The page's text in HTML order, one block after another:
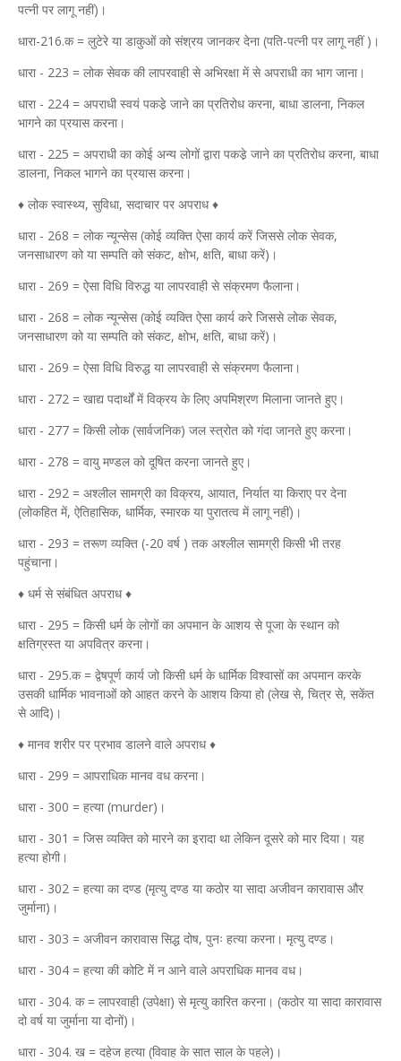
पत्नी पर लागू नहीं)।
धारा-216.क = लुटेरे या डाकुओं को संश्रय जानकर देना (पति-पत्नी पर लागू नहीं )।
धारा - 223 = लोक सेवक की लापरवाही से अभिरक्षा में से अपराधी का भाग जाना।
धारा - 224 = अपराधी स्वयं पकडे़ जाने का प्रतिरोध करना, बाधा डालना, निकल
भागने का प्रयास करना।
धारा - 225 = अपराधी का कोई अन्य लोगों द्वारा पकडे़ जाने का प्रतिरोध करना, बाधा
डालना, निकल भागने का प्रयास करना।
♦ लोक स्वास्थ्य, सुविधा, सदाचार पर अपराध ♦
धारा - 268 = लोक न्यून्सेस (कोई व्यक्ति ऐसा कार्य करें जिससे लोक सेवक,
जनसाधारण को या सम्पति को संकट, क्षोभ, क्षति, बाधा करें)।
धारा - 269 = ऐसा विधि विरुद्ध या लापरवाही से संक्रमण फैलाना।
धारा - 268 = लोक न्यून्सेस (कोई व्यक्ति ऐसा कार्य करे जिससे लोक सेवक,
जनसाधारण को या सम्पति को संकट, क्षोभ, क्षति, बाधा करें)।
धारा - 269 = ऐसा विधि विरुद्ध या लापरवाही से संक्रमण फैलाना।
धारा - 272 = खाद्य पदार्थों में विक्रय के लिए अपमिश्रण मिलाना जानते हुए।
धारा - 277 = किसी लोक (सार्वजनिक) जल स्त्रोत को गंदा जानते हुए करना।
धारा - 278 = वायु मण्डल को दूषित करना जानते हुए।
धारा - 292 = अश्लील सामग्री का विक्रय, आयात, निर्यात या किराए पर देना
(लोकहित में, ऐतिहासिक, धार्मिक, स्मारक या पुरातत्व में लागू नहीं)।
धारा - 293 = तरूण व्यक्ति (-20 वर्ष ) तक अश्लील सामग्री किसी भी तरह
पहुंचाना।
♦ धर्म से संबंधित अपराध ♦
धारा - 295 = किसी धर्म के लोगों का अपमान के आशय से पूजा के स्थान को
क्षतिग्रस्त या अपवित्र करना।
धारा - 295.क = द्वेषपूर्ण कार्य जो किसी धर्म के धार्मिक विश्वासों का अपमान करके
उसकी धार्मिक भावनाओं को आहत करने के आशय किया हो (लेख से, चित्र से, सकेंत
से आदि)।
♦ मानव शरीर पर प्रभाव डालने वाले अपराध ♦
धारा - 299 = आपराधिक मानव वध करना।
धारा - 300 = हत्या (murder)।
धारा - 301 = जिस व्यक्ति को मारने का इरादा था लेकिन दूसरे को मार दिया। यह
हत्या होगी।
धारा - 302 = हत्या का दण्ड (मृत्यु दण्ड या कठोर या सादा अजीवन कारावास और
जुर्माना)।
धारा - 303 = अजीवन कारावास सिद्ध दोष, पुनः हत्या करना। मृत्यु दण्ड।
धारा - 304 = हत्या की कोटि में न आने वाले अपराधिक मानव वध।
धारा - 304. क = लापरवाही (उपेक्षा) से मृत्यु कारित करना। (कठोर या सादा कारावास
दो वर्ष या जुर्माना या दोनों)।
धारा - 304. ख = दहेज हत्या (विवाह के सात साल के पहले)।